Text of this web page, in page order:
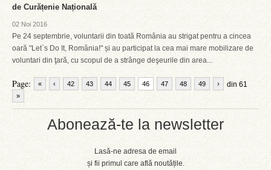
Abonează-te la newsletter
Lasă-ne adresa de email
și fii primul care află noutățile.
de Curățenie Națională
02 Noi 2016
Pe 24 septembrie, voluntarii din toată România au strigat pentru a cincea
oară "Let`s Do It, România!" și au participat la cea mai mare mobilizare de
voluntari din ţară, cu scopul de a strânge deşeurile din area...
Page: « ‹ 42 43 44 45 46 47 48 49 din 61
›
»